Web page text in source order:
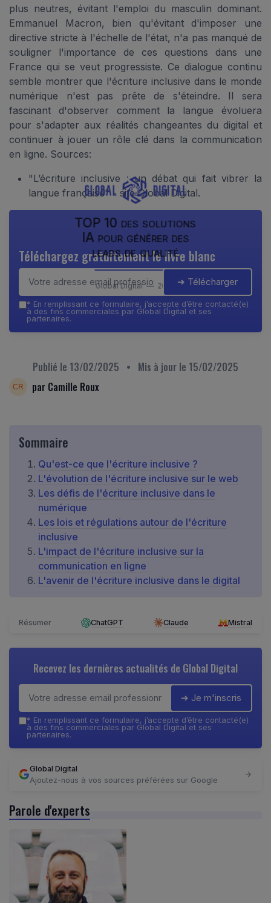
plus neutres, évitant l'emploi du masculin dominant.
Emmanuel Macron, bien qu'évitant d'imposer une
directive stricte à l'échelle de l'état, n'a pas manqué de
souligner l'importance de ces questions dans une
France qui se veut progressiste. Ce dialogue continu
semble montrer que l'écriture inclusive dans le monde
numérique n'est pas prête de s'éteindre. Il sera
fascinant d'observer comment la langue évoluera
pour s'adapter aux réalités changeantes du digital et
continuer à jouer un rôle clé dans la communication
en ligne. Sources:
"L’écriture inclusive : un débat qui fait vibrer la
langue française" - site Global Digital.
TOP 10 des solutions
IA pour générer des
leads de qualité
Global Digital — 2026
Téléchargez gratuitement le livre blanc
➔ Télécharger
* En remplissant ce formulaire, j’accepte d’être contacté(e)
à des fins commerciales par Global Digital et ses
partenaires.
Publié le 13/02/2025 • Mis à jour le 15/02/2025
par Camille Roux
Sommaire
Qu'est-ce que l'écriture inclusive ?
L'évolution de l'écriture inclusive sur le web
Les défis de l'écriture inclusive dans le
numérique
Les lois et régulations autour de l'écriture
inclusive
L'impact de l'écriture inclusive sur la
communication en ligne
L'avenir de l'écriture inclusive dans le digital
Résumer ChatGPT Claude Mistral
Recevez les dernières actualités de Global Digital
➔ Je m'inscris
* En remplissant ce formulaire, j’accepte d’être contacté(e)
à des fins commerciales par Global Digital et ses
partenaires.
Global Digital
Ajoutez-nous à vos sources préférées sur Google
Parole d'experts